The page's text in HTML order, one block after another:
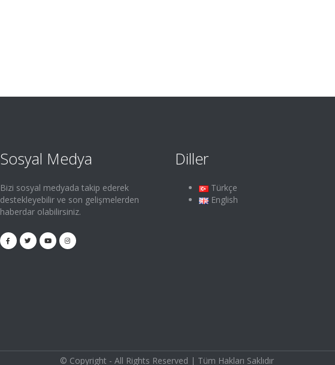
Sosyal Medya
Bizi sosyal medyada takip ederek
destekleyebilir ve son gelişmelerden
haberdar olabilirsiniz.
Diller
Türkçe
English
© Copyright - All Rights Reserved | Tüm Hakları Saklıdır